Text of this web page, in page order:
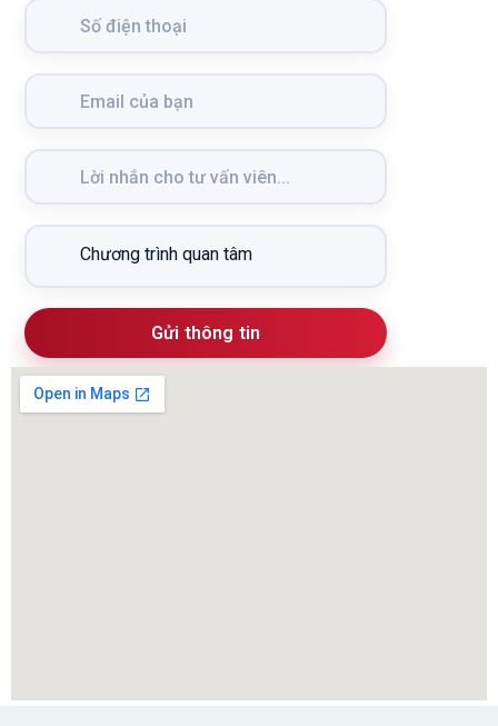
Gửi thông tin